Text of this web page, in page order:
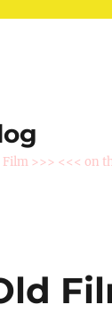
Film >>> <<< on